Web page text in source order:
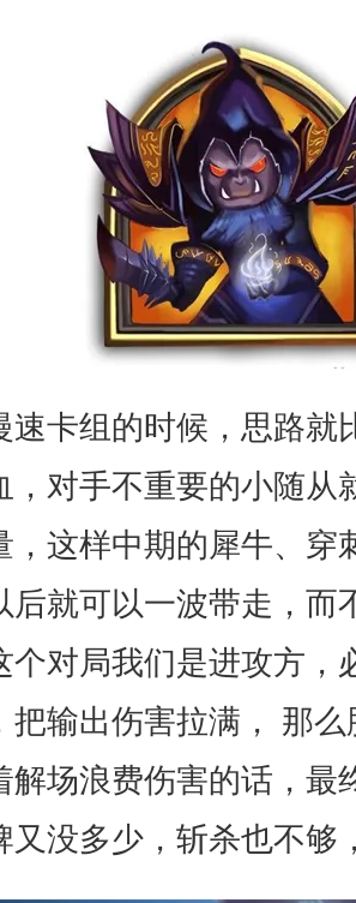
速卡组的时候，思路就
，对手不重要的小随从
，这样中期的犀牛、穿
后就可以一波带走，而
个对局我们是进攻方，
把输出伤害拉满， 那
解场浪费伤害的话，最
又没多少，斩杀也不够